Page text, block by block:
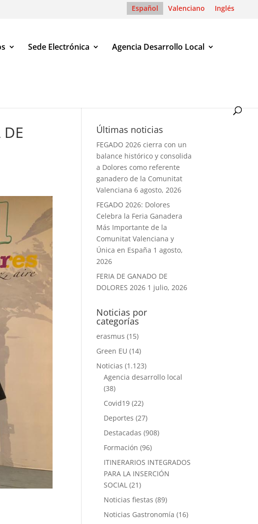
Español Valenciano Inglés
Sede Electrónica Agencia Desarrollo Local
Últimas noticias
FEGADO 2026 cierra con un
balance histórico y consolida
a Dolores como referente
ganadero de la Comunitat
Valenciana 6 agosto, 2026
FEGADO 2026: Dolores
Celebra la Feria Ganadera
Más Importante de la
Comunitat Valenciana y
Única en España 1 agosto,
2026
FERIA DE GANADO DE
DOLORES 2026 1 julio, 2026
Noticias por
categorías
erasmus (15)
Green EU (14)
Noticias (1.123)
Agencia desarrollo local
(38)
Covid19 (22)
Deportes (27)
Destacadas (908)
Formación (96)
ITINERARIOS INTEGRADOS
PARA LA INSERCIÓN
SOCIAL (21)
Noticias fiestas (89)
Noticias Gastronomía (16)